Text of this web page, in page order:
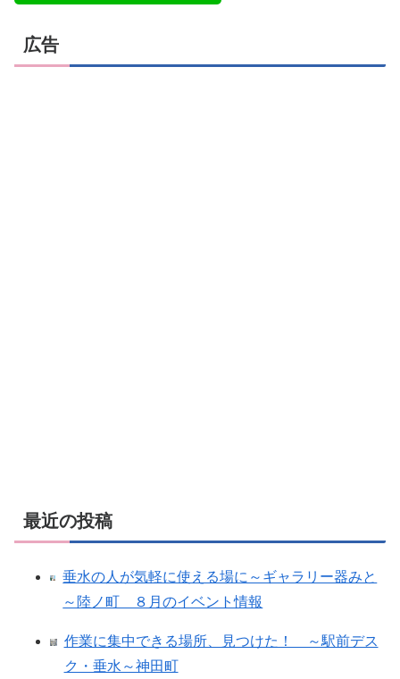
広告
最近の投稿
垂水の人が気軽に使える場に～ギャラリー器みと
～陸ノ町 ８月のイベント情報
作業に集中できる場所、見つけた！ ～駅前デス
ク・垂水～神田町